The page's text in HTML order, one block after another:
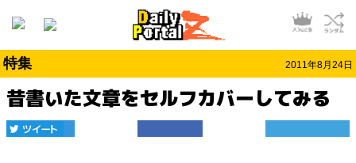
特集 2011年8月24日
昔書いた文章をセルフカバーしてみる